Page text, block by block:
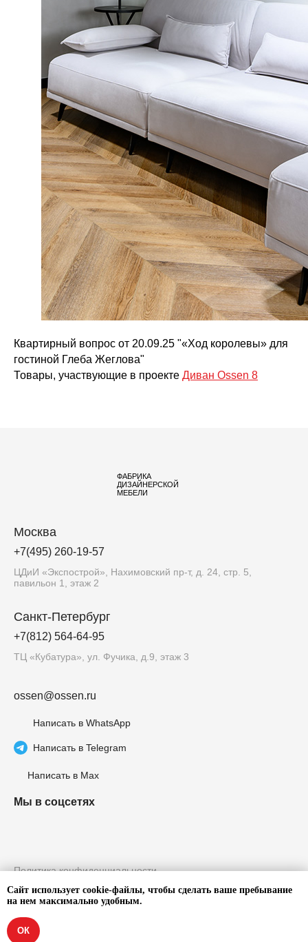
Квартирный вопрос от 20.09.25 "«Ход королевы» для
гостиной Глеба Жеглова"
Товары, участвующие в проекте Диван Ossen 8
ФАБРИКА
ДИЗАЙНЕРСКОЙ
МЕБЕЛИ
Мы в соцсетях
Согласие на обработку персональных
данных
Политика конфиденциальности
ossen@ossen.ru
Написать в WhatsApp
Санкт-Петербург
+7(812) 564-64-95
ТЦ «Кубатура», ул. Фучика, д.9, этаж 3
+7(495) 260-19-57
ЦДиИ «Экспострой», Нахимовский пр-т, д. 24, стр. 5,
павильон 1, этаж 2
Москва
Написать в Telegram
Написать в Max
Сайт использует cookie-файлы, чтобы сделать ваше пребывание
на нем максимально удобным.
ОК